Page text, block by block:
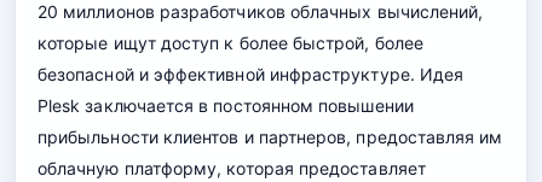
20 миллионов разработчиков облачных вычислений,
которые ищут доступ к более быстрой, более
безопасной и эффективной инфраструктуре. Идея
Plesk заключается в постоянном повышении
прибыльности клиентов и партнеров, предоставляя им
облачную платформу, которая предоставляет